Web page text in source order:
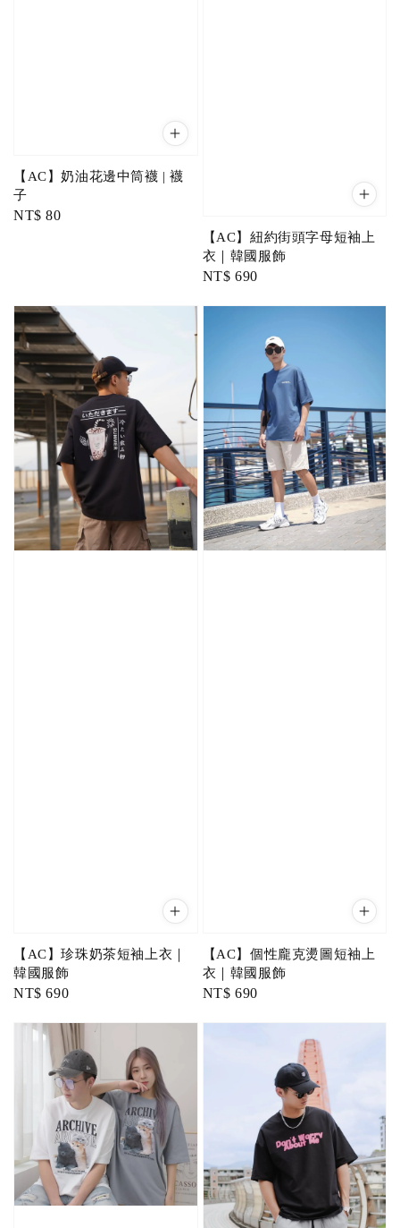
【AC】奶油花邊中筒襪 | 襪
子
Regular
NT$ 80
【AC】紐約街頭字母短袖上
衣｜韓國服飾
Regular
NT$ 690
【AC】珍珠奶茶短袖上衣｜
韓國服飾
Regular
NT$ 690
【AC】個性龐克燙圖短袖上
衣｜韓國服飾
Regular
NT$ 690